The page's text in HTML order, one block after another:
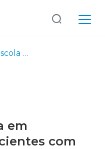
ESSNorteCVP - Escola Superior de Saúde Norte da Cruz Vermelha Portuguesa
em
com